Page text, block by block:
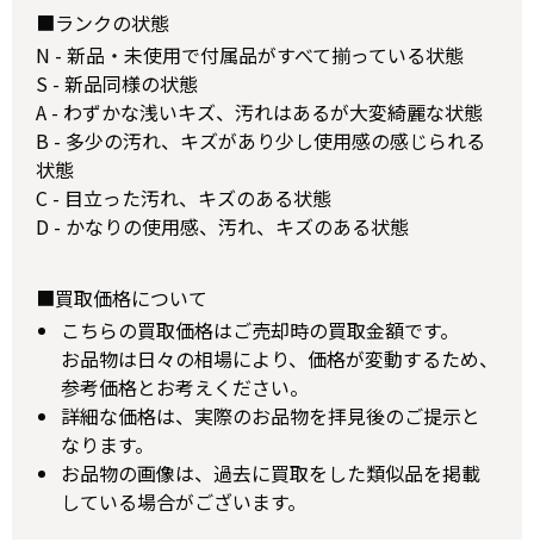
■ランクの状態
N - 新品・未使用で付属品がすべて揃っている状態
S - 新品同様の状態
A - わずかな浅いキズ、汚れはあるが大変綺麗な状態
B - 多少の汚れ、キズがあり少し使用感の感じられる
状態
C - 目立った汚れ、キズのある状態
D - かなりの使用感、汚れ、キズのある状態
■買取価格について
こちらの買取価格はご売却時の買取金額です。
お品物は日々の相場により、価格が変動するため、
参考価格とお考えください。
詳細な価格は、実際のお品物を拝見後のご提示と
なります。
お品物の画像は、過去に買取をした類似品を掲載
している場合がございます。